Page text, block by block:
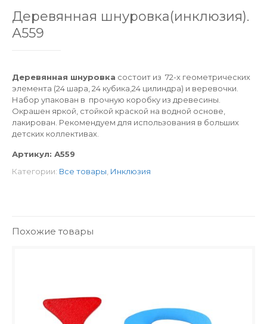
Деревянная шнуровка(инклюзия).
А559
Деревянная шнуровка состоит из 72-х геометрических
элемента (24 шара, 24 кубика,24 цилиндра) и веревочки.
Набор упакован в прочную коробку из древесины.
Окрашен яркой, стойкой краской на водной основе,
лакирован. Рекомендуем для использования в больших
детских коллективах.
Артикул: А559
Категории: Все товары Инклюзия
Похожие товары